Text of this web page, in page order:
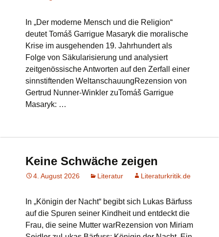
In „Der moderne Mensch und die Religion“
deutet Tomáš Garrigue Masaryk die moralische
Krise im ausgehenden 19. Jahrhundert als
Folge von Säkularisierung und analysiert
zeitgenössische Antworten auf den Zerfall einer
sinnstiftenden WeltanschauungRezension von
Gertrud Nunner-Winkler zuTomáš Garrigue
Masaryk: …
Keine Schwäche zeigen
4. August 2026 Literatur Literaturkritik.de
In „Königin der Nacht“ begibt sich Lukas Bärfuss
auf die Spuren seiner Kindheit und entdeckt die
Frau, die seine Mutter warRezension von Miriam